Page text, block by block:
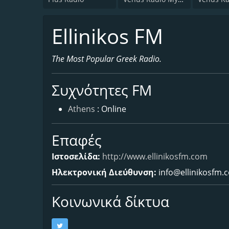
Ellinikos FM
The Most Popular Greek Radio.
Συχνότητες FM
Athens : Online
Επαφές
Ιστοσελίδα: http://www.ellinikosfm.com
Ηλεκτρονική Διεύθυνση:
Κοινωνικά δίκτυα